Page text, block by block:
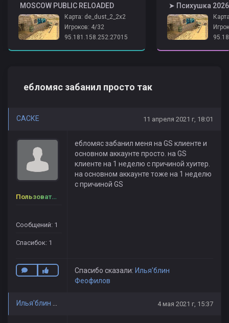
️ MOSCOW PUBLIC RELOADED
Карта: de_dust_2_2x2
Игроков: 4/32
95.181.158.252:27015
ебломяс забанил просто так
САСКЕ 11 апреля 2021 г, 18:01
Пользователь
Сообщений: 1
Спасибок: 1
ебломяс забанил меня на GS клиенте и
основном аккаунте просто. на GS
клиенте на 1 неделю с причиной хуитер.
на основном аккаунте тоже на 1 неделю
с причиной GS
Спасибо сказали: Илья'блин
Феофилов
4 мая 2021 г, 15:37